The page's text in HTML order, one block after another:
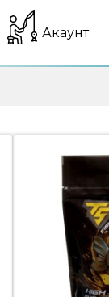
Акаунт